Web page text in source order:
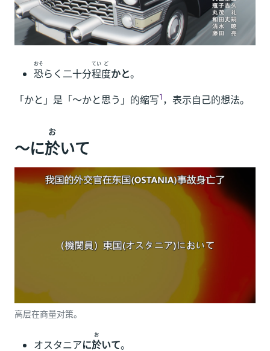
恐
おそ
らく二十分程
てい
度
ど
かと。
「かと」是「～かと思う」的缩写1，表示自己的想法。
～に於
お
いて
高层在商量对策。
オスタニアに於
お
いて。